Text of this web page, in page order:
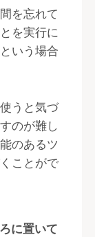
を忘れて
を実行に
いう場合
うと気づ
のが難し
のあるツ
ことがで
に置いて